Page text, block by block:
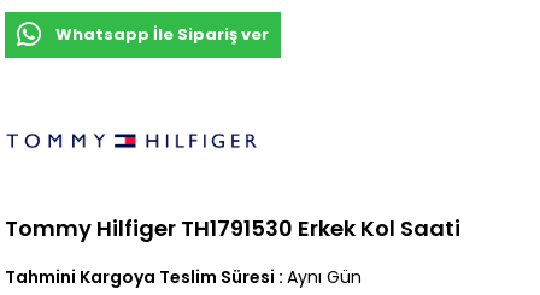
Whatsapp İle Sipariş ver
Tommy Hilfiger TH1791530 Erkek Kol Saati
Tahmini Kargoya Teslim Süresi : Aynı Gün